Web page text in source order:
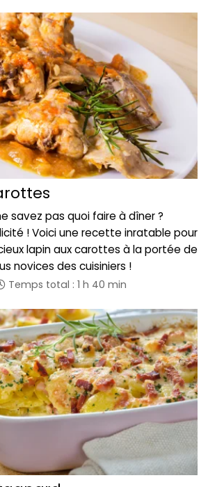
savez pas quoi faire à dîner ?
! Voici une recette inratable pour
lapin aux carottes à la portée de
novices des cuisiniers !
Temps total : 1 h 40 min